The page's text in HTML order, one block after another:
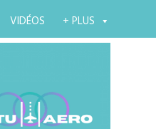
VIDÉOS + PLUS